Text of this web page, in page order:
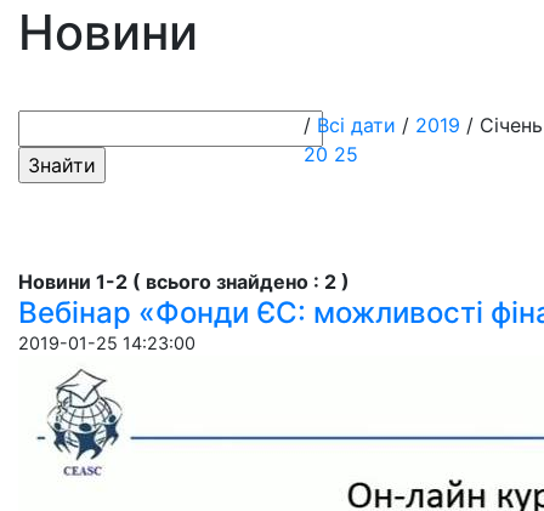
Новини
/ Всі дати / 2019 / Січень
20 25
Новини 1-2 ( всього знайдено : 2 )
Вебінар «Фонди ЄС: можливості
2019-01-25 14:23:00